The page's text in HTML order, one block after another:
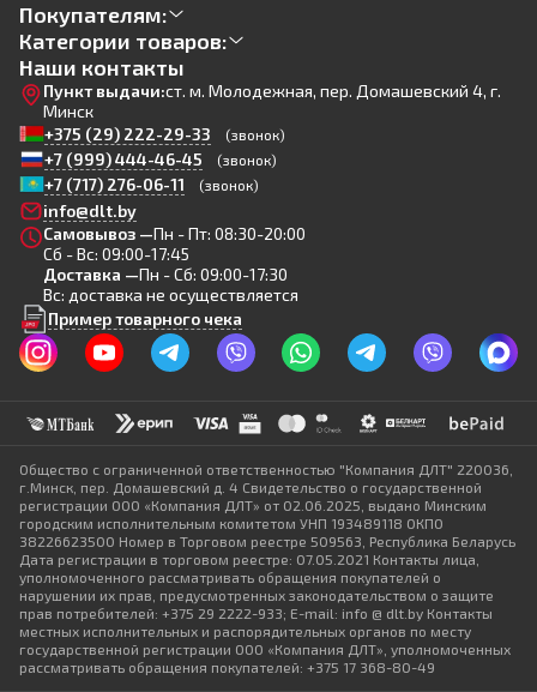
Покупателям:
Категории товаров:
Наши контакты
Пункт выдачи:ст. м. Молодежная, пер. Домашевский 4, г.
Минск
+375 (29) 222-29-33
(звонок)
+7 (999) 444-46-45 (звонок)
+7 (717) 276-06-11 (звонок)
info@dlt.by
Самовывоз —Пн - Пт: 08:30-20:00
Сб - Вс: 09:00-17:45
Доставка —Пн - Сб: 09:00-17:30
Вс: доставка не осуществляется
Пример товарного чека
Общество с ограниченной ответственностью "Компания ДЛТ" 220036,
г.Минск, пер. Домашевский д. 4 Свидетельство о государственной
регистрации ООО «Компания ДЛТ» от 02.06.2025, выдано Минским
городским исполнительным комитетом УНП 193489118 ОКПО
38226623500 Номер в Торговом реестре 509563, Республика Беларусь
Дата регистрации в торговом реестре: 07.05.2021 Контакты лица,
уполномоченного рассматривать обращения покупателей о
нарушении их прав, предусмотренных законодательством о защите
прав потребителей: +375 29 2222-933; E-mail: info @ dlt.by Контакты
местных исполнительных и распорядительных органов по месту
государственной регистрации ООО «Компания ДЛТ», уполномоченных
рассматривать обращения покупателей: +375 17 368-80-49